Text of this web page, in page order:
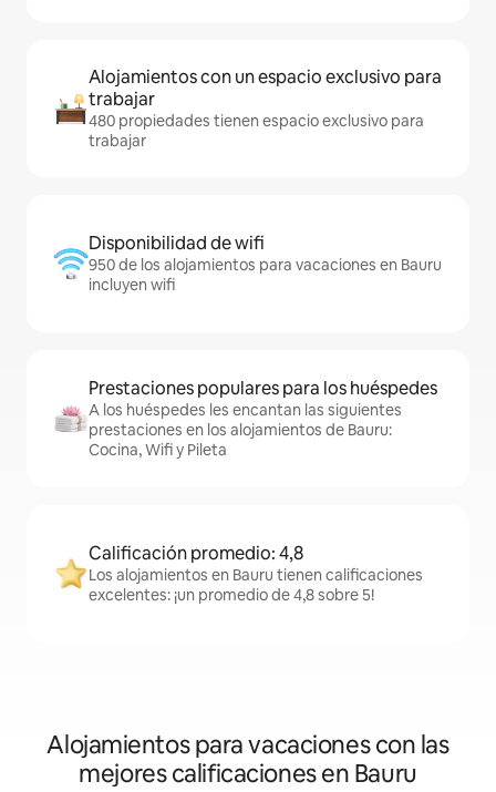
Alojamientos con un espacio exclusivo para
trabajar
480 propiedades tienen espacio exclusivo para
trabajar
Disponibilidad de wifi
950 de los alojamientos para vacaciones en Bauru
incluyen wifi
Prestaciones populares para los huéspedes
A los huéspedes les encantan las siguientes
prestaciones en los alojamientos de Bauru:
Cocina, Wifi y Pileta
Calificación promedio: 4,8
Los alojamientos en Bauru tienen calificaciones
excelentes: ¡un promedio de 4,8 sobre 5!
Alojamientos para vacaciones con las
mejores calificaciones en Bauru